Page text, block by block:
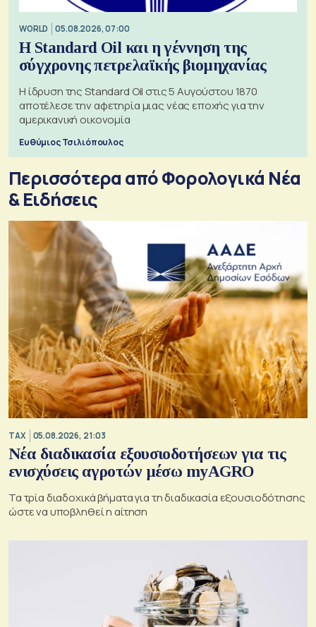
WORLD 05.08.2026, 07:00
Η Standard Oil και η γέννηση της
σύγχρονης πετρελαϊκής βιομηχανίας
Η ίδρυση της Standard Oil στις 5 Αυγούστου 1870
αποτέλεσε την αφετηρία μιας νέας εποχής για την
αμερικανική οικονομία
Ευθύμιος Τσιλιόπουλος
Περισσότερα από Φορολογικά Νέα
& Eιδήσεις
TAX 05.08.2026, 21:03
Νέα διαδικασία εξουσιοδοτήσεων για τις
ενισχύσεις αγροτών μέσω myAGRO
Τα τρία διαδοχικά βήματα για τη διαδικασία εξουσιοδότησης
ώστε να υποβληθεί η αίτηση